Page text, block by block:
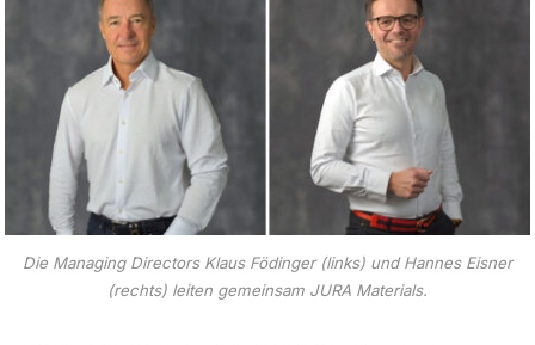
Die Managing Directors Klaus Födinger (links) und Hannes Eisner
(rechts) leiten gemeinsam JURA Materials.